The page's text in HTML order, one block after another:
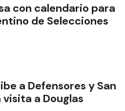
con calendario para
de Selecciones
a Defensores y San
a Douglas